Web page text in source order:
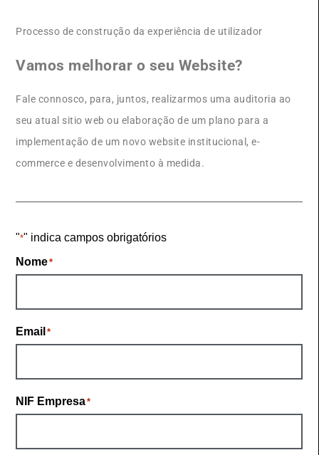
Processo de construção da experiência de utilizador
Vamos melhorar o seu Website?
Fale connosco, para, juntos, realizarmos uma auditoria ao
seu atual sitio web ou elaboração de um plano para a
implementação de um novo website institucional, e-
commerce e desenvolvimento à medida.
"*" indica campos obrigatórios
Nome*
Email *
NIF Empresa*